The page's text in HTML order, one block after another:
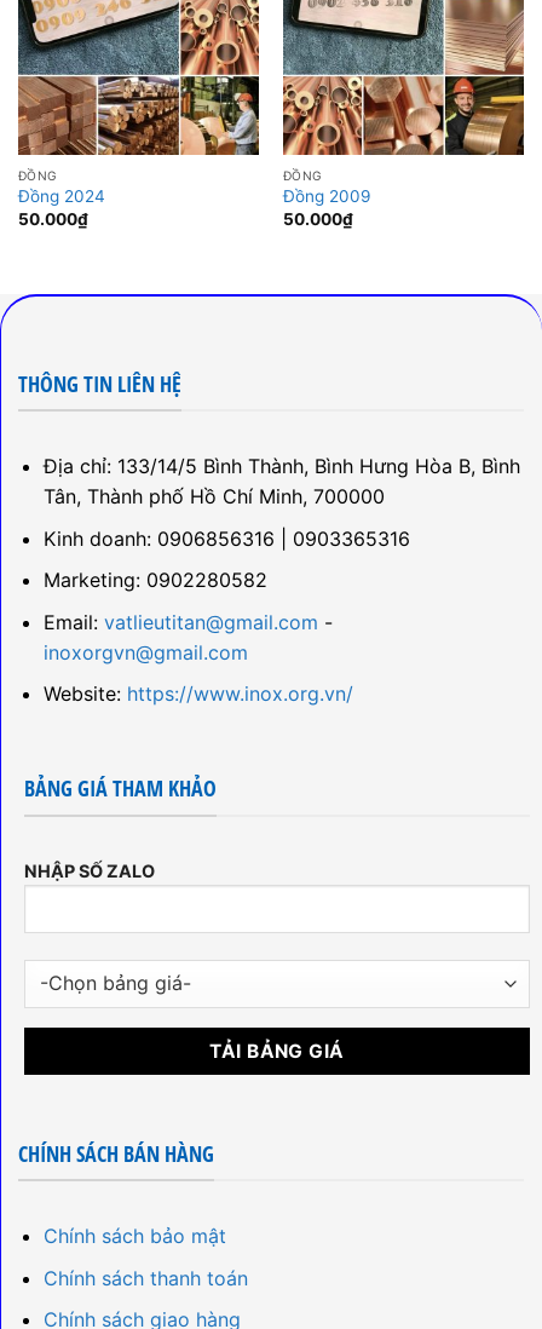
ĐỒNG
Đồng 2024
50.000₫
ĐỒNG
Đồng 2009
50.000₫
THÔNG TIN LIÊN HỆ
Địa chỉ: 133/14/5 Bình Thành, Bình Hưng Hòa B, Bình
Tân, Thành phố Hồ Chí Minh, 700000
Kinh doanh: 0906856316 | 0903365316
Marketing: 0902280582
Email: vatlieutitan@gmail.com -
inoxorgvn@gmail.com
Website: https://www.inox.org.vn/
BẢNG GIÁ THAM KHẢO
NHẬP SỐ ZALO
CHÍNH SÁCH BÁN HÀNG
Chính sách bảo mật
Chính sách thanh toán
Chính sách giao hàng